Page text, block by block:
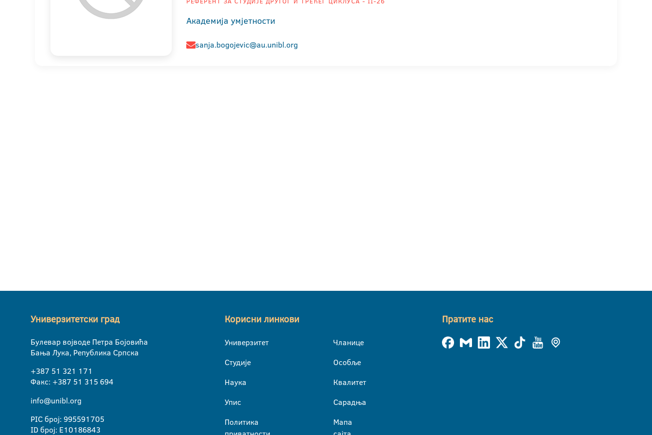
Академија умјетности
sanja.bogojevic@au.unibl.org
Универзитетски град
Булевар војводе Петра Бојовића
Бања Лука, Република Српска
+387 51 321 171
Факс: +387 51 315 694
info@unibl.org
PIC број: 995591705
ID број: E10186843
Корисни линкови
Универзитет
Студије
Наука
Упис
Политика
Чланице
Особље
Квалитет
Сарадња
Мапа
Пратите нас